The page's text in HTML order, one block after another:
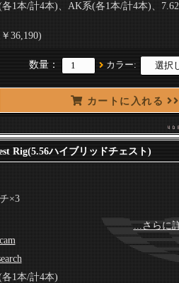
1本/計4本)、AK系(各1本/計4本)、
36,190)
数量： カラー:
カートに入れる
Rig(5.56ハイブリッドチェスト)
×3
...さらに
1本/計4本)